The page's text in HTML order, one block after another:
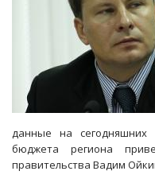
данные на сегодняшних
бюджета региона
правительства Вадим